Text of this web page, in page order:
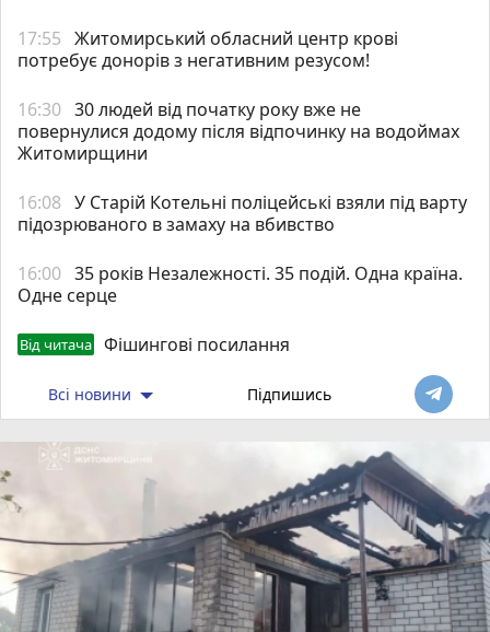
17:55 Житомирський обласний центр крові
потребує донорів з негативним резусом!
16:30 30 людей від початку року вже не
повернулися додому після відпочинку на водоймах
Житомирщини
16:08 У Старій Котельні поліцейські взяли під варту
підозрюваного в замаху на вбивство
16:00 35 років Незалежності. 35 подій. Одна країна.
Одне серце
Від читача Фішингові посилання
Всі новини Підпишись